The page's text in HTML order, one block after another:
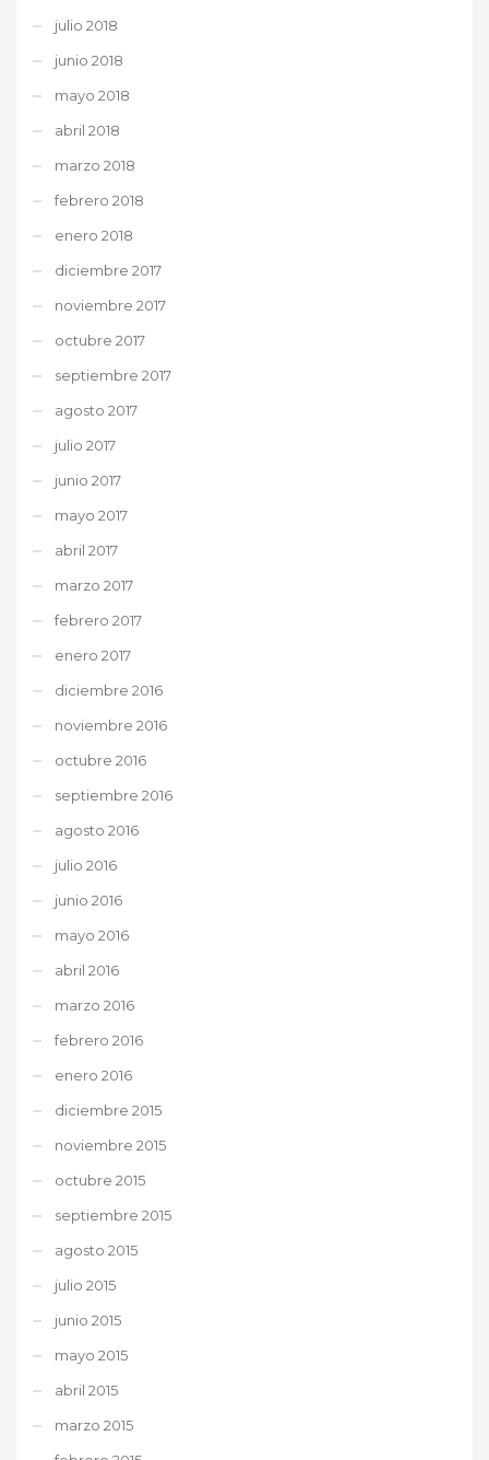
julio 2018
junio 2018
mayo 2018
abril 2018
marzo 2018
febrero 2018
enero 2018
diciembre 2017
noviembre 2017
octubre 2017
septiembre 2017
agosto 2017
julio 2017
junio 2017
mayo 2017
abril 2017
marzo 2017
febrero 2017
enero 2017
diciembre 2016
noviembre 2016
octubre 2016
septiembre 2016
agosto 2016
julio 2016
junio 2016
mayo 2016
abril 2016
marzo 2016
febrero 2016
enero 2016
diciembre 2015
noviembre 2015
octubre 2015
septiembre 2015
agosto 2015
julio 2015
junio 2015
mayo 2015
abril 2015
marzo 2015